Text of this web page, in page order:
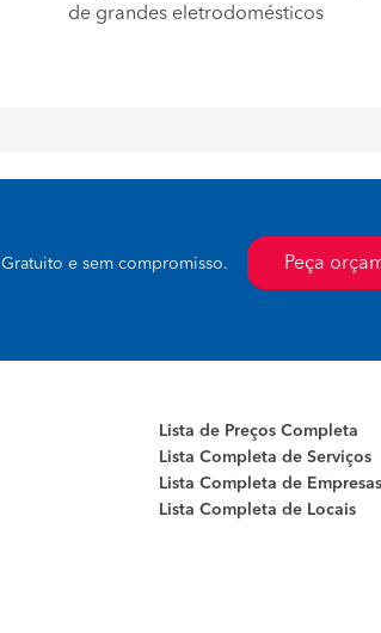
de grandes eletrodomésticos
Peça
Gratuito e sem compromisso.
Lista de Preços Completa
Lista Completa de Serviços
Lista Completa de Empresas
Lista Completa de Locais